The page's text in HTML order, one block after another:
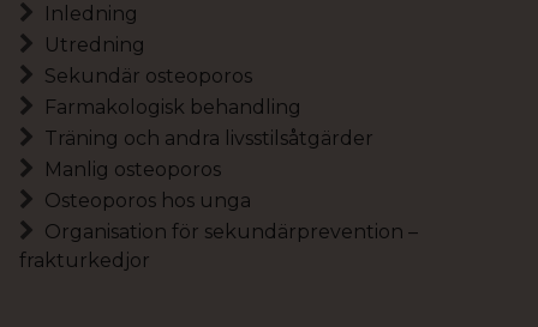
Inledning
Utredning
Sekundär osteoporos
Farmakologisk behandling
Träning och andra livsstilsåtgärder
Manlig osteoporos
Osteoporos hos unga
Organisation för sekundärprevention –
frakturkedjor